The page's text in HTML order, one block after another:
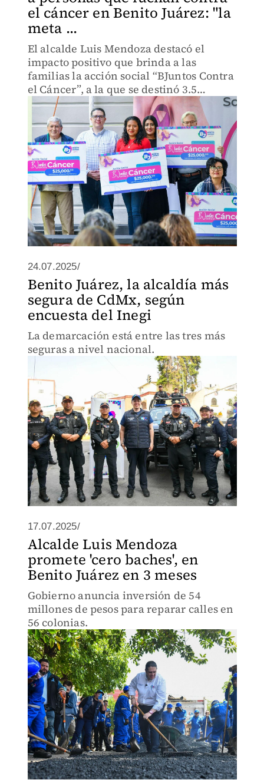
el cáncer en Benito Juárez: "la
meta ...
El alcalde Luis Mendoza destacó el
impacto positivo que brinda a las
familias la acción social “BJuntos Contra
el Cáncer”, a la que se destinó 3.5
millones de pesos.
24.07.2025/
Benito Juárez, la alcaldía más
segura de CdMx, según
encuesta del Inegi
La demarcación está entre las tres más
seguras a nivel nacional.
17.07.2025/
Alcalde Luis Mendoza
promete 'cero baches', en
Benito Juárez en 3 meses
Gobierno anuncia inversión de 54
millones de pesos para reparar calles en
56 colonias.